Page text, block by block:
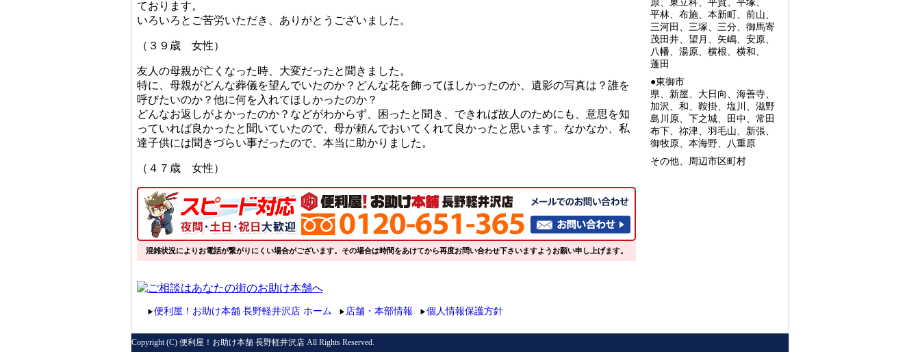
ております。
いろいろとご苦労いただき、ありがとうございました。
（３９歳 女性）
友人の母親が亡くなった時、大変だったと聞きました。
特に、母親がどんな葬儀を望んでいたのか？どんな花を飾ってほしかったのか、遺影の写真は？誰を
呼びたいのか？他に何を入れてほしかったのか？
どんなお返しがよかったのか？などがわからず、困ったと聞き、できれば故人のためにも、意思を知
っていれば良かったと聞いていたので、母が頼んでおいてくれて良かったと思います。なかなか、私
達子供には聞きづらい事だったので、本当に助かりました。
（４７歳 女性）
混雑状況によりお電話が繋がりにくい場合がございます。その場合は時間をあけてから再度お問い合わせ下さいますようお願い申し上げます。
原、東立科、平賀、平塚、
平林、布施、本新町、前山、
三河田、三塚、三分、御馬寄
茂田井、望月、矢嶋、安原、
八幡、湯原、横根、横和、
蓬田
●東御市
県、新屋、大日向、海善寺、
加沢、和、鞍掛、塩川、滋野
島川原、下之城、田中、常田
布下、祢津、羽毛山、新張、
御牧原、本海野、八重原
その他、周辺市区町村
▶便利屋！お助け本舗 長野軽井沢店 ホーム ▶ 店舗・本部情報 ▶個人情報保護方針
Copyright (C) 便利屋！お助け本舗 長野軽井沢店 All Rights Reserved.